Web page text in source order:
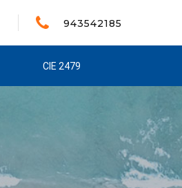
943542185
CIE 2479